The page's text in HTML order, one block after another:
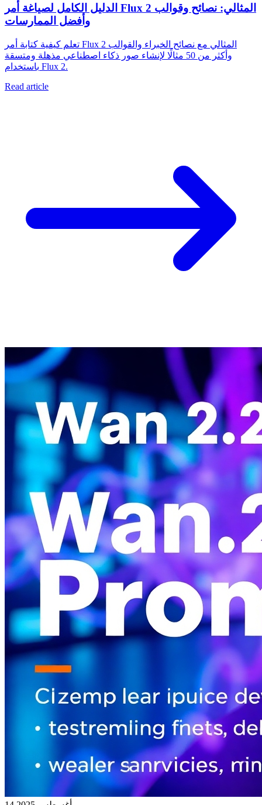
الدليل الكامل لصياغة أمر Flux 2 المثالي: نصائح وقوالب
وأفضل الممارسات
تعلم كيفية كتابة أمر Flux 2 المثالي مع نصائح الخبراء والقوالب
وأكثر من 50 مثالًا لإنشاء صور ذكاء اصطناعي مذهلة ومتسقة
باستخدام Flux 2.
Read article